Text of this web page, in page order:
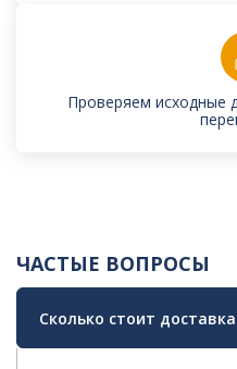
Проверяем исходные
ЧАСТЫЕ ВОПРОСЫ
Сколько стоит